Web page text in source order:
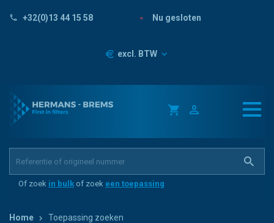
+32(0)13 44 15 58 Nu gesloten
Prijzen
excl. BTW
Of zoek in bulk of zoek een toepassing
Home Toepassing zoeken